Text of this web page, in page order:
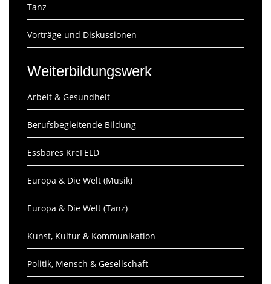
Tanz
Vorträge und Diskussionen
Weiterbildungswerk
Arbeit & Gesundheit
Berufsbegleitende Bildung
Essbares KreFELD
Europa & Die Welt (Musik)
Europa & Die Welt (Tanz)
Kunst, Kultur & Kommunikation
Politik, Mensch & Gesellschaft